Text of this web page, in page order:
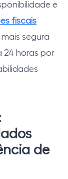
e
fiscais
segura
24 horas por
de